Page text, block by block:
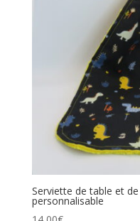
Serviette de table et
personnalisable